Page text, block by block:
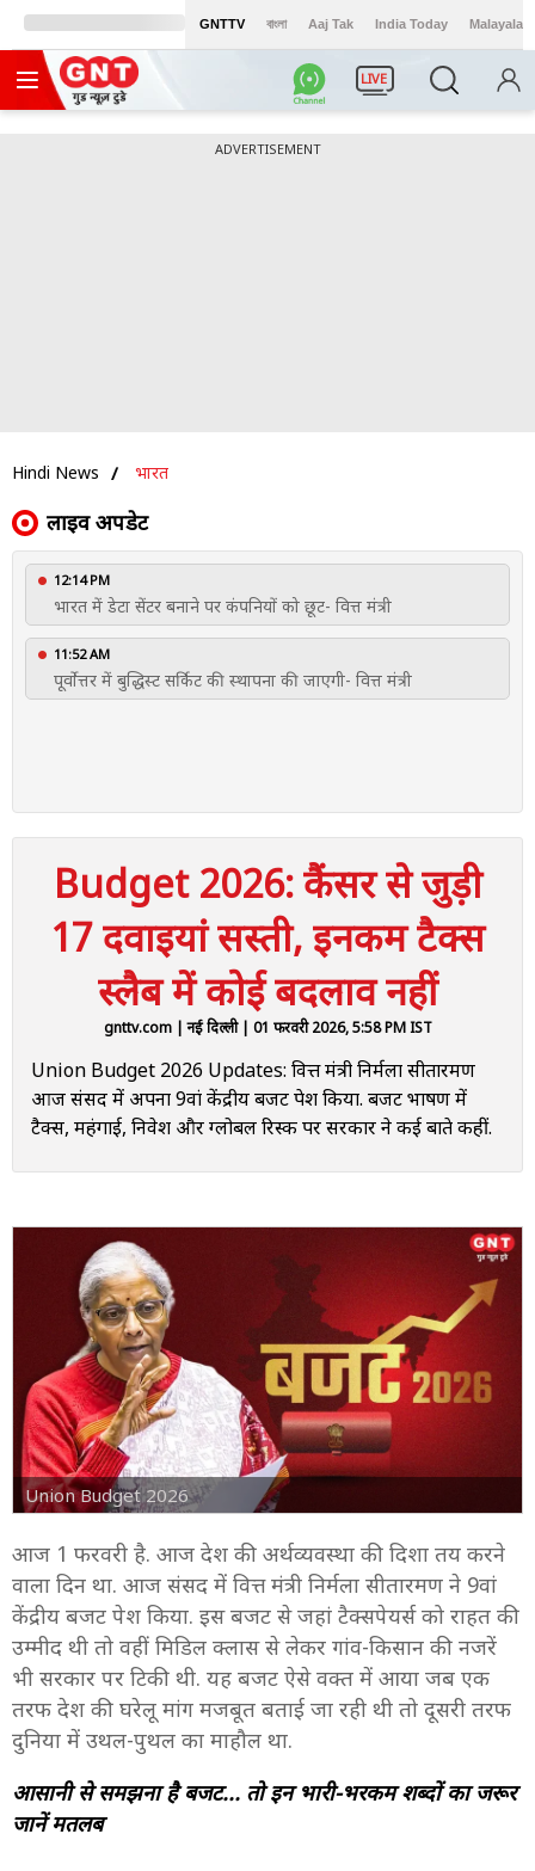
GNTTV বাংলা Aaj Tak India Today Malayalam
LIVE
ADVERTISEMENT
Hindi News भारत
लाइव अपडेट
12:14 PM
भारत में डेटा सेंटर बनाने पर कंपनियों को छूट- वित्त मंत्री
11:52 AM
पूर्वोत्तर में बुद्धिस्ट सर्किट की स्थापना की जाएगी- वित्त मंत्री
Budget 2026: कैंसर से जुड़ी
17 दवाइयां सस्ती, इनकम टैक्स
स्लैब में कोई बदलाव नहीं
gnttv.com| नई दिल्ली | 01 फरवरी 2026, 5:58 PM IST
Union Budget 2026 Updates: वित्त मंत्री निर्मला सीतारमण
आज संसद में अपना 9वां केंद्रीय बजट पेश किया. बजट भाषण में
टैक्स, महंगाई, निवेश और ग्लोबल रिस्क पर सरकार ने कई बाते कहीं.
Union Budget 2026
आज 1 फरवरी है. आज देश की अर्थव्यवस्था की दिशा तय करने
वाला दिन था. आज संसद में वित्त मंत्री निर्मला सीतारमण ने 9वां
केंद्रीय बजट पेश किया. इस बजट से जहां टैक्सपेयर्स को राहत की
उम्मीद थी तो वहीं मिडिल क्लास से लेकर गांव-किसान की नजरें
भी सरकार पर टिकी थी. यह बजट ऐसे वक्त में आया जब एक
तरफ देश की घरेलू मांग मजबूत बताई जा रही थी तो दूसरी तरफ
दुनिया में उथल-पुथल का माहौल था.
आसानी से समझना है बजट... तो इन भारी-भरकम शब्दों का जरूर
जानें मतलब